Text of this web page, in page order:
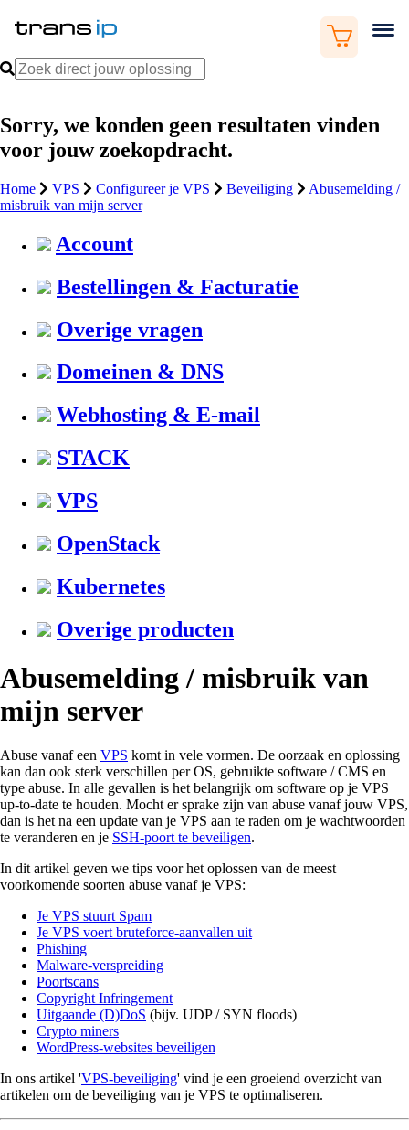
Sorry, we konden geen resultaten vinden
voor jouw zoekopdracht.
Home VPS Configureer je VPS Beveiliging
Abusemelding /
misbruik van mijn server
Account
Bestellingen & Facturatie
Overige vragen
Domeinen & DNS
Webhosting & E-mail
STACK
VPS
OpenStack
Kubernetes
Overige producten
Abusemelding / misbruik van
mijn server
Abuse vanaf een VPS komt in vele vormen. De oorzaak en oplossing
kan dan ook sterk verschillen per OS, gebruikte software / CMS en
type abuse. In alle gevallen is het belangrijk om software op je VPS
up-to-date te houden. Mocht er sprake zijn van abuse vanaf jouw VPS,
dan is het na een update van je VPS aan te raden om je wachtwoorden
te veranderen en je SSH-poort te beveiligen.
In dit artikel geven we tips voor het oplossen van de meest
voorkomende soorten abuse vanaf je VPS:
Je VPS stuurt Spam
Je VPS voert bruteforce-aanvallen uit
Phishing
Malware-verspreiding
Poortscans
Copyright Infringement
Uitgaande (D)DoS (bijv. UDP / SYN floods)
Crypto miners
WordPress-websites beveiligen
In ons artikel 'VPS-beveiliging' vind je een groeiend overzicht van
artikelen om de beveiliging van je VPS te optimaliseren.